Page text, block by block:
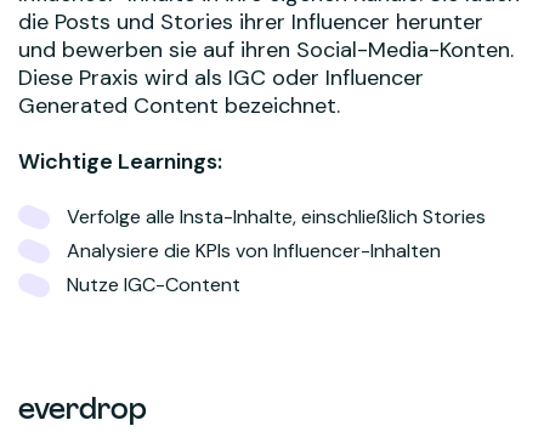
die Posts und Stories ihrer Influencer herunter
und bewerben sie auf ihren Social-Media-Konten.
Diese Praxis wird als IGC oder Influencer
Generated Content bezeichnet.
Wichtige Learnings:
Verfolge alle Insta-Inhalte, einschließlich Stories
Analysiere die KPIs von Influencer-Inhalten
Nutze IGC-Content
everdrop